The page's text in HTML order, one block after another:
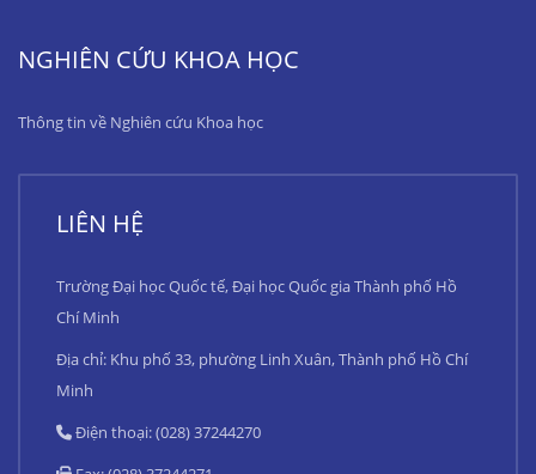
NGHIÊN CỨU KHOA HỌC
Thông tin về Nghiên cứu Khoa học
LIÊN HỆ
Trường Đại học Quốc tế, Đại học Quốc gia Thành phố Hồ
Chí Minh
Địa chỉ: Khu phố 33, phường Linh Xuân, Thành phố Hồ Chí
Minh
Điện thoại: (028) 37244270